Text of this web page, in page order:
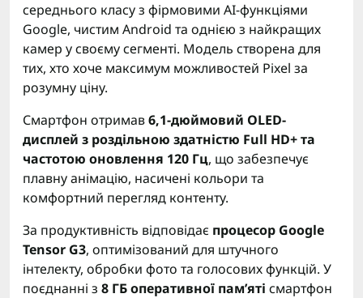
середнього класу з фірмовими AI-функціями
Google, чистим Android та однією з найкращих
камер у своєму сегменті. Модель створена для
тих, хто хоче максимум можливостей Pixel за
розумну ціну.
Смартфон отримав6,1-дюймовий OLED-
дисплей з роздільною здатністю Full HD+ та
частотою оновлення 120 Гц, що забезпечує
плавну анімацію, насичені кольори та
комфортний перегляд контенту.
За продуктивність відповідає процесор Google
Tensor G3, оптимізований для штучного
інтелекту, обробки фото та голосових функцій. У
поєднанні з 8 ГБ оперативної пам’яті смартфон